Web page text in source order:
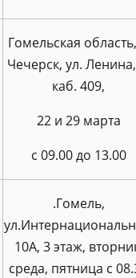
Гомельская
Чечерск, ул.
каб. 409,
22 и 29 марта
с 09.00 до 13.00
.Гомель,
10А, 3 этаж,
среда, пятница с